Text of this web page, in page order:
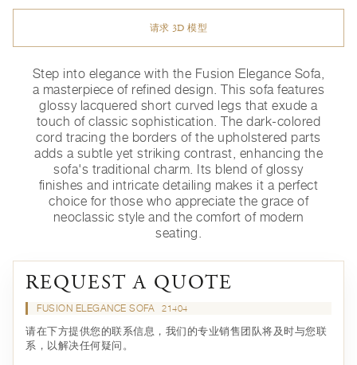
请求 3D 模型
Step into elegance with the Fusion Elegance Sofa,
a masterpiece of refined design. This sofa features
glossy lacquered short curved legs that exude a
touch of classic sophistication. The dark-colored
cord tracing the borders of the upholstered parts
adds a subtle yet striking contrast, enhancing the
sofa's traditional charm. Its blend of glossy
finishes and intricate detailing makes it a perfect
choice for those who appreciate the grace of
neoclassic style and the comfort of modern
seating.
REQUEST A QUOTE
FUSION ELEGANCE SOFA 21404
请在下方提供您的联系信息，我们的专业销售团队将及时与您联
系，以解决任何疑问。